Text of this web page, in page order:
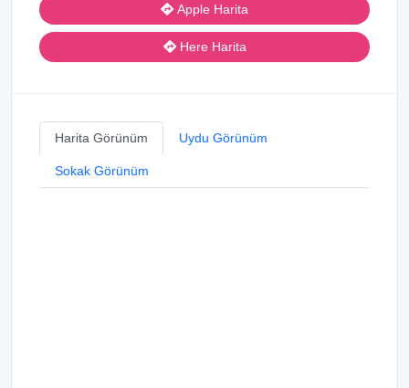
Apple Harita
Here Harita
Harita Görünüm Uydu Görünüm
Sokak Görünüm